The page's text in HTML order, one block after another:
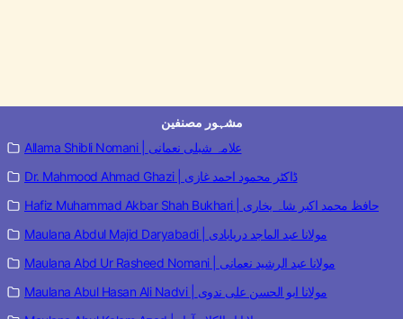
مشہور مصنفین
Allama Shibli Nomani | علامہ شبلی نعمانی
Dr. Mahmood Ahmad Ghazi | ڈاکٹر محمود احمد غازی
Hafiz Muhammad Akbar Shah Bukhari | حافظ محمد اکبر شاہ بخاری
Maulana Abdul Majid Daryabadi | مولانا عبد الماجد دریابادی
Maulana Abd Ur Rasheed Nomani | مولانا عبد الرشید نعمانی
Maulana Abul Hasan Ali Nadvi | مولانا ابو الحسن علی ندوی